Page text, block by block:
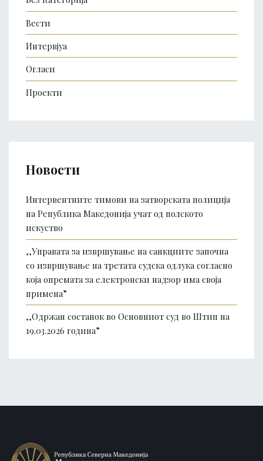
Вести
Интервјуа
Огласи
Проекти
Новости
Интервентните тимови на затворската полиција
на Република Македонија учат од полското
искуство
,,Управата за извршување на санкциите започна
со извршување на третата судска одлука согласно
која опремата за електронски надзор има своја
примена”
,,Одржан состанок во Основниот суд во Штип на
19.03.2026 година”